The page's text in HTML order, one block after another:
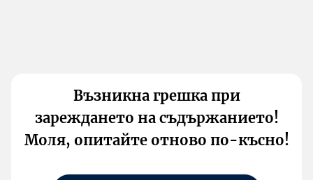
Възникна грешка при
зареждането на съдържанието!
Моля, опитайте отново по-късно!